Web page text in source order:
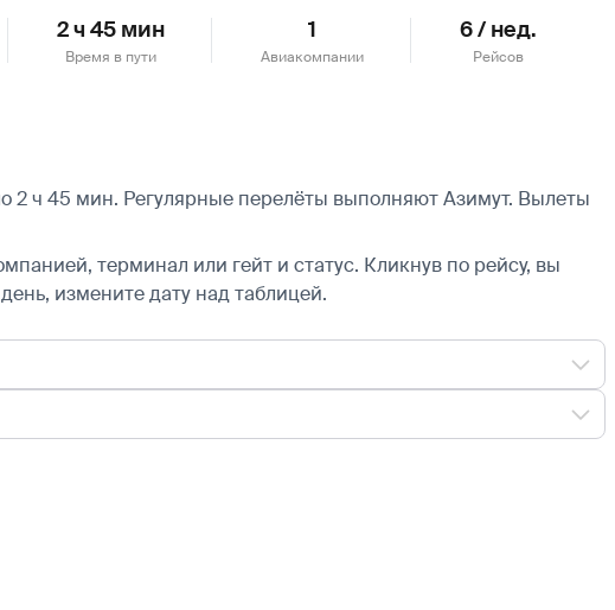
2 ч 45 мин
Время в пути
1
Авиакомпании
6 / нед.
Рейсов
ч 45 мин. Регулярные перелёты выполняют Азимут. Вылеты
терминал или гейт и статус. Кликнув по рейсу, вы
измените дату над таблицей.